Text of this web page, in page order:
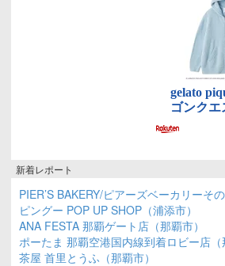
新着レポート
PIER’S BAKERY/ピアーズベーカリーそ
ピングー POP UP SHOP（浦添市）
ANA FESTA 那覇ゲート店（那覇市）
ポーたま 那覇空港国内線到着ロビー店（
茶屋 首里とうふ（那覇市）